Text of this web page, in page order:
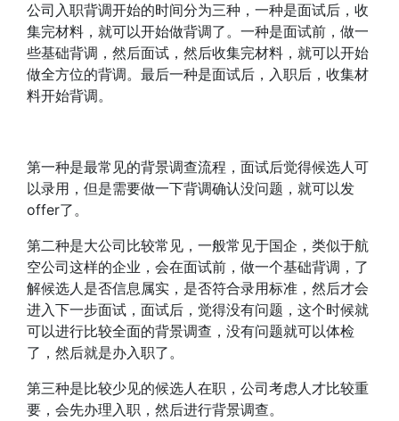
公司入职背调开始的时间分为三种，一种是面试后，收
集完材料，就可以开始做背调了。一种是面试前，做一
些基础背调，然后面试，然后收集完材料，就可以开始
做全方位的背调。最后一种是面试后，入职后，收集材
料开始背调。
第一种是最常见的背景调查流程，面试后觉得候选人可
以录用，但是需要做一下背调确认没问题，就可以发
offer了。
第二种是大公司比较常见，一般常见于国企，类似于航
空公司这样的企业，会在面试前，做一个基础背调，了
解候选人是否信息属实，是否符合录用标准，然后才会
进入下一步面试，面试后，觉得没有问题，这个时候就
可以进行比较全面的背景调查，没有问题就可以体检
了，然后就是办入职了。
第三种是比较少见的候选人在职，公司考虑人才比较重
要，会先办理入职，然后进行背景调查。